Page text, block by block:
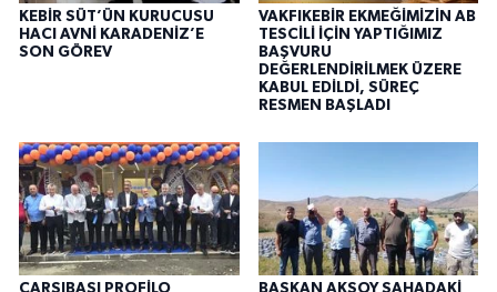
KEBİR SÜT’ÜN KURUCUSU
HACI AVNİ KARADENİZ’E
SON GÖREV
VAKFIKEBİR EKMEĞİMİZİN AB
TESCİLİ İÇİN YAPTIĞIMIZ
BAŞVURU
DEĞERLENDİRİLMEK ÜZERE
KABUL EDİLDİ, SÜREÇ
RESMEN BAŞLADI
ÇARŞIBAŞI PROFİLO
BAŞKAN AKSOY SAHADAKİ